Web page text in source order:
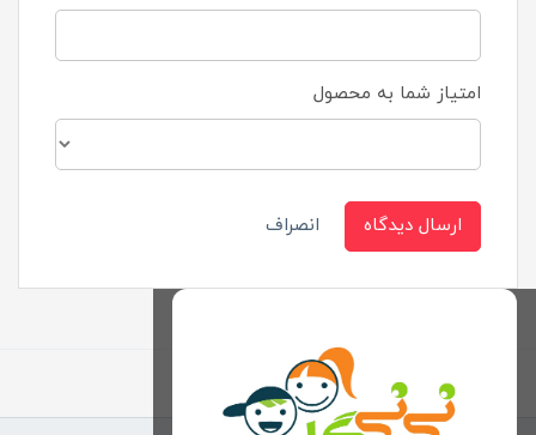
امتیاز شما به محصول
ارسال دیدگاه انصراف
برگشت به بالا